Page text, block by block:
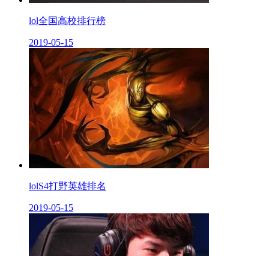
lol全国高校排行榜
2019-05-15
lolS4打野英雄排名
2019-05-15